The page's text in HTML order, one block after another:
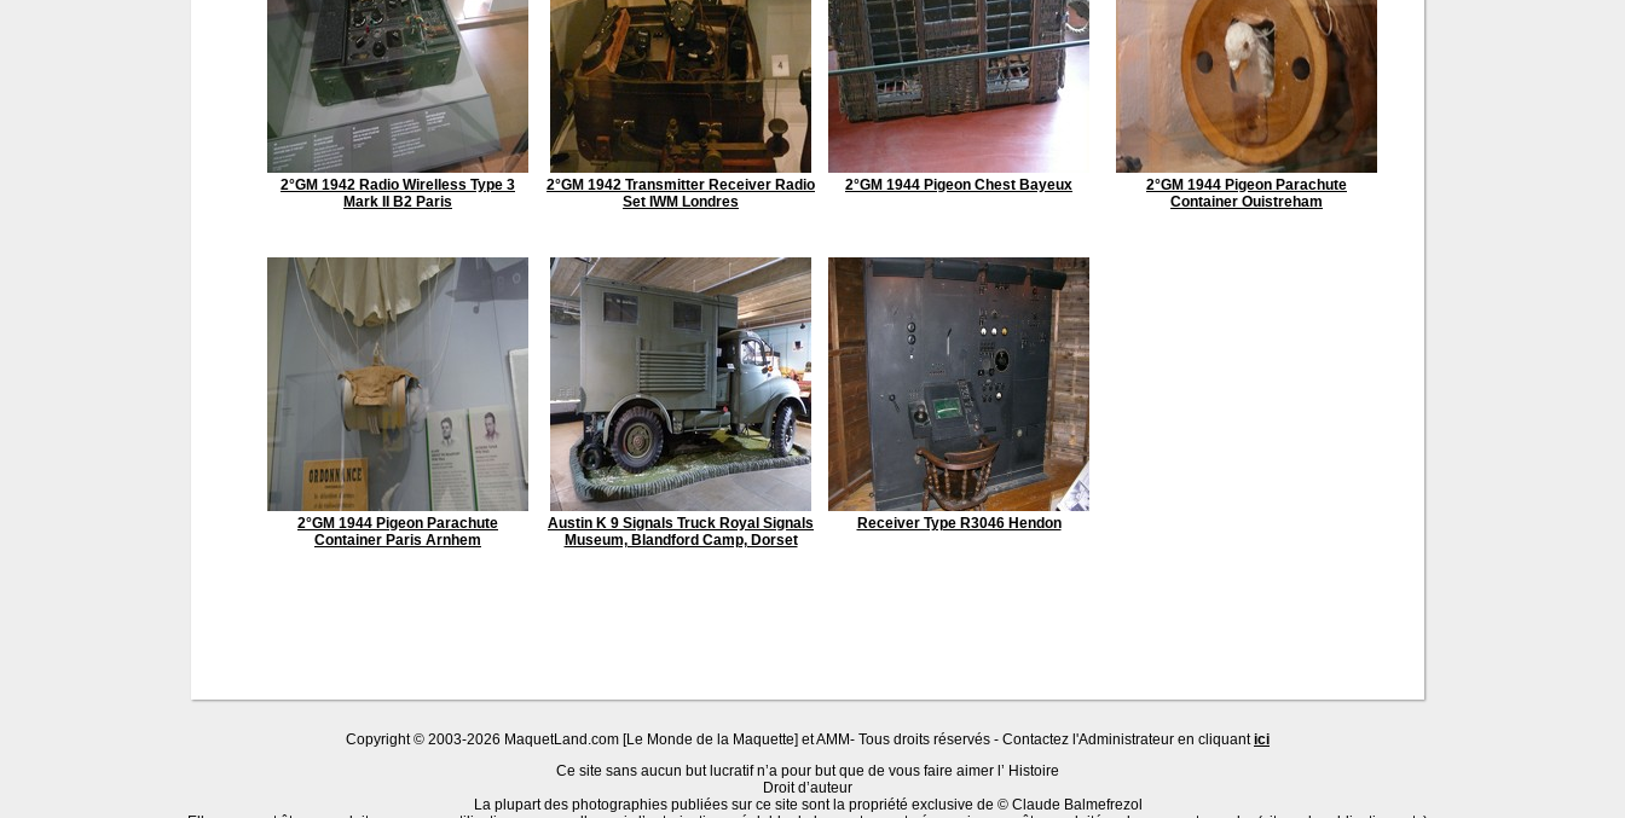
2°GM 1942 Radio Wirelless Type 3
Mark II B2 Paris
2°GM 1942 Transmitter Receiver Radio
Set IWM Londres
2°GM 1944 Pigeon Chest Bayeux
2°GM 1944 Pigeon Parachute
Container Ouistreham
2°GM 1944 Pigeon Parachute
Container Paris Arnhem
Austin K 9 Signals Truck Royal Signals
Museum, Blandford Camp, Dorset
Receiver Type R3046 Hendon
Copyright © 2003-2026 MaquetLand.com [Le Monde de la Maquette] et AMM- Tous droits réservés - Contactez l'Administrateur en cliquantici
Ce site sans aucun but lucratif n’a pour but que de vous faire aimer l’ Histoire
Droit d’auteur
La plupart des photographies publiées sur ce site sont la propriété exclusive de © Claude Balmefrezol